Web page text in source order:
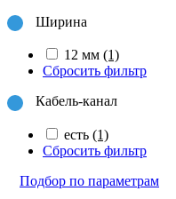
Ширина
12 мм (1)
Сбросить фильтр
Кабель-канал
есть (1)
Сбросить фильтр
Подбор по параметрам